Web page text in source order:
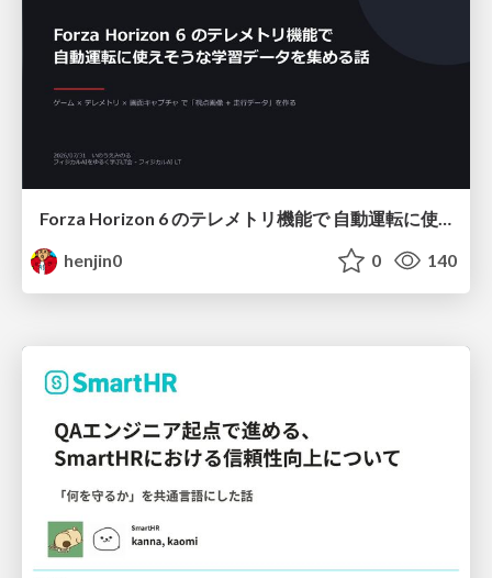
Forza Horizon 6 のテレメトリ機能で 自動運転に使えそうな学習データを集める話
henjin0
0 140